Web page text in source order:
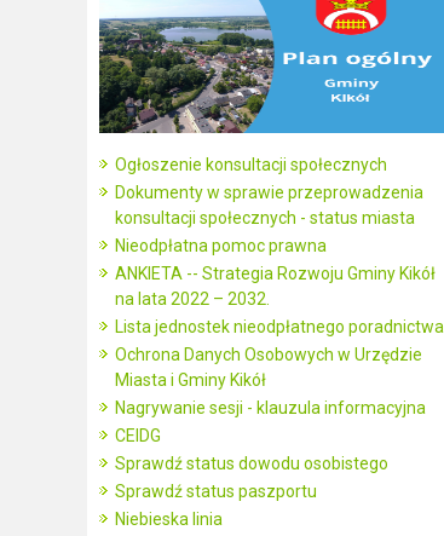
Ogłoszenie konsultacji społecznych
Dokumenty w sprawie przeprowadzenia
konsultacji społecznych - status miasta
Nieodpłatna pomoc prawna
ANKIETA -- Strategia Rozwoju Gminy Kikół
na lata 2022 – 2032.
Lista jednostek nieodpłatnego poradnictwa
Ochrona Danych Osobowych w Urzędzie
Miasta i Gminy Kikół
Nagrywanie sesji - klauzula informacyjna
CEIDG
Sprawdź status dowodu osobistego
Sprawdź status paszportu
Niebieska linia